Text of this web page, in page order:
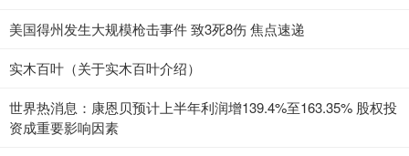
美国得州发生大规模枪击事件 致3死8伤 焦点速递
实木百叶（关于实木百叶介绍）
世界热消息：康恩贝预计上半年利润增139.4%至163.35% 股权投
资成重要影响因素